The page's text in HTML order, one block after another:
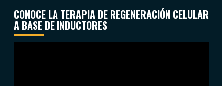
CONOCE LA TERAPIA DE REGENERACIÓN CELULAR
A BASE DE INDUCTORES